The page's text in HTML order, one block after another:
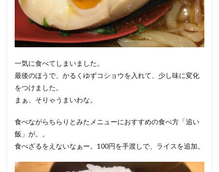
一気に食べてしまいました。
最後のほうで、かるくゆずコショウを入れて、少し味に変化
をつけました。
まぁ、そりゃうまいわな。
食べながらちらりとみたメニューにおすすめの食べ方「追い
飯」が。。
食べざるをえないなぁー。100円を手渡しで、ライスを追加。